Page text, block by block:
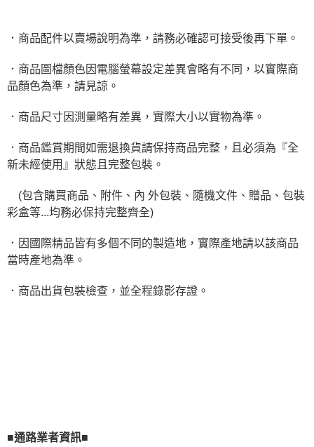
．商品配件以賣場說明為準，請務必確認可接受後再下單。
．商品圖檔顏色因電腦螢幕設定差異會略有不同，以實際商
品顏色為準，請見諒。
．商品尺寸因測量略有差異，實際大小以實物為準。
．商品鑑賞期間如需退換貨請保持商品完整，且必須為『全
新未經使用』狀態且完整包裝。
(包含購買商品、附件、內 外包裝、隨機文件、贈品、包裝
彩盒等...均務必保持完整齊全)
．因國際精品皆有多個不同的製造地，實際產地請以該商品
當時產地為準。
．商品出貨包裝檢查，並全程錄影存證。
■通路業者資訊■